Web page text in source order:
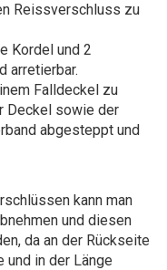
Reissverschluss zu
Kordel und 2
arretierbar.
Falldeckel zu
Deckel sowie der
abgesteppt und
kann man
und diesen
da an der Rückseite
in der Länge